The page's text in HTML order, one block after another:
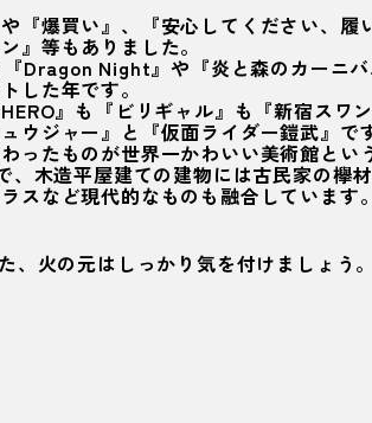
『爆買い』、『安心してください、履
』等もありました。
『Dragon Night』や『炎と森のカーニ
した年です。
』も『ビリギャル』も『新宿スワ
ウジャー』と『仮面ライダー鎧武』で
ったものが世界一かわいい美術館とい
、木造平屋建ての建物には古民家の欅
スなど現代的なものも融合しています。
火の元はしっかり気を付けましょう。